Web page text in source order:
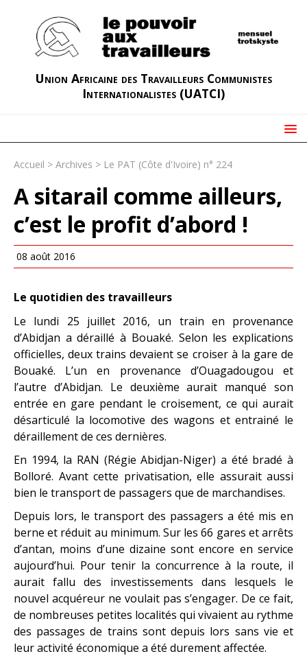
Union Africaine des Travailleurs Communistes
Internationalistes (UATCI)
Accueil > Archives > Le PAT (Côte d'Ivoire) n° 224
A sitarail comme ailleurs,
c’est le profit d’abord !
08 août 2016
Le quotidien des travailleurs
Le lundi 25 juillet 2016, un train en provenance
d’Abidjan a déraillé à Bouaké. Selon les explications
officielles, deux trains devaient se croiser à la gare de
Bouaké. L’un en provenance d’Ouagadougou et
l’autre d’Abidjan. Le deuxième aurait manqué son
entrée en gare pendant le croisement, ce qui aurait
désarticulé la locomotive des wagons et entrainé le
déraillement de ces dernières.
En 1994, la RAN (Régie Abidjan-Niger) a été bradé à
Bolloré. Avant cette privatisation, elle assurait aussi
bien le transport de passagers que de marchandises.
Depuis lors, le transport des passagers a été mis en
berne et réduit au minimum. Sur les 66 gares et arrêts
d’antan, moins d’une dizaine sont encore en service
aujourd’hui. Pour tenir la concurrence à la route, il
aurait fallu des investissements dans lesquels le
nouvel acquéreur ne voulait pas s’engager. De ce fait,
de nombreuses petites localités qui vivaient au rythme
des passages de trains sont depuis lors sans vie et
leur activité économique a été durement affectée.